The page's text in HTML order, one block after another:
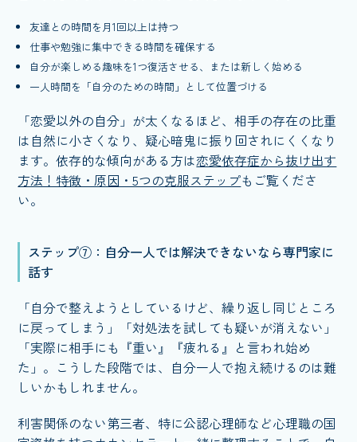
友達との時間を月1回以上は持つ
仕事や勉強に集中できる時間を確保する
自分が楽しめる趣味を1つ復活させる、または新しく始める
一人時間を「自分のための時間」として位置づける
「恋愛以外の自分」が太くなるほど、相手の存在の比重
は自然に小さくなり、疑心暗鬼に振り回されにくくなり
ます。依存的な傾向がある方は恋愛依存症から抜け出す
方法！特徴・原因・5つの克服ステップもご覧くださ
い。
ステップ⑦：自分一人では解決できないなら専門家に
話す
「自分で整えようとしているけど、繰り返し同じところ
に戻ってしまう」「対処法を試しても疑いが消えない」
「実際に相手にも『重い』『疲れる』と言われ始め
た」。こうした段階では、自分一人で抱え続けるのは難
しいかもしれません。
利害関係のない第三者、特に公認心理師など心理職の国